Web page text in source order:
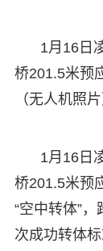
1月16日
桥201.5米预
（无人机照片
1月16日
桥201.5米预
“空中转体”
次成功转体